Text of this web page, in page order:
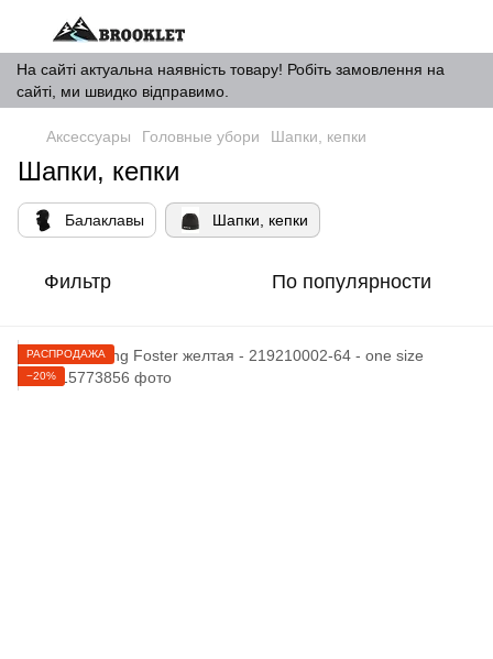
На сайті актуальна наявність товару! Робіть замовлення на
сайті, ми швидко відправимо.
Аксессуары Головные убори Шапки, кепки
Шапки, кепки
Балаклавы Шапки, кепки
Фильтр По популярности
РАСПРОДАЖА
−20%